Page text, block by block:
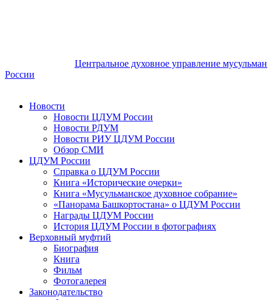
Центральное духовное управление мусульман
России
Новости
Новости ЦДУМ России
Новости РДУМ
Новости РИУ ЦДУМ России
Обзор СМИ
ЦДУМ России
Справка о ЦДУМ России
Книга «Исторические очерки»
Книга «Мусульманское духовное собрание»
«Панорама Башкортостана» о ЦДУМ России
Награды ЦДУМ России
История ЦДУМ России в фотографиях
Верховный муфтий
Биография
Книга
Фильм
Фотогалерея
Законодательство